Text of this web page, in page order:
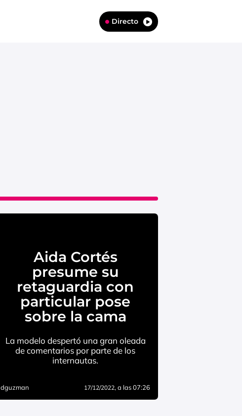
Directo
Aida Cortés
presume su
retaguardia con
particular pose
sobre la cama
La modelo despertó una gran oleada
de comentarios por parte de los
internautas.
dguzman 17/12/2022, a las 07:26